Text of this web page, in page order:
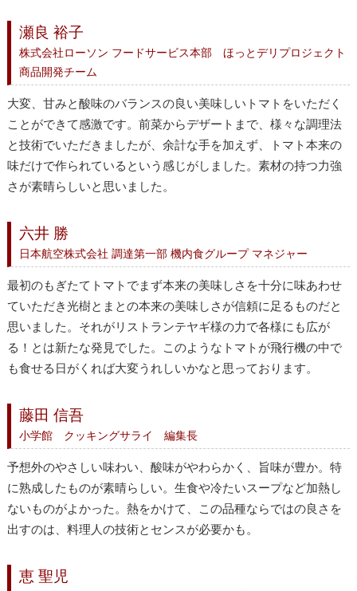
瀬良 裕子
株式会社ローソン フードサービス本部 ほっとデリプロジェクト
商品開発チーム
大変、甘みと酸味のバランスの良い美味しいトマトをいただく
ことができて感激です。前菜からデザートまで、様々な調理法
と技術でいただきましたが、余計な手を加えず、トマト本来の
味だけで作られているという感じがしました。素材の持つ力強
さが素晴らしいと思いました。
六井 勝
日本航空株式会社 調達第一部 機内食グループ マネジャー
最初のもぎたてトマトでまず本来の美味しさを十分に味あわせ
ていただき光樹とまとの本来の美味しさが信頼に足るものだと
思いました。それがリストランテヤギ様の力で各様にも広が
る！とは新たな発見でした。このようなトマトが飛行機の中で
も食せる日がくれば大変うれしいかなと思っております。
藤田 信吾
小学館 クッキングサライ 編集長
予想外のやさしい味わい、酸味がやわらかく、旨味が豊か。特
に熟成したものが素晴らしい。生食や冷たいスープなど加熱し
ないものがよかった。熱をかけて、この品種ならではの良さを
出すのは、料理人の技術とセンスが必要かも。
恵 聖児